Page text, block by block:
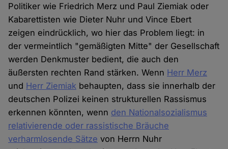
Politiker wie Friedrich Merz und Paul Ziemiak oder
Kabarettisten wie Dieter Nuhr und Vince Ebert
zeigen eindrücklich, wo hier das Problem liegt: in
der vermeintlich "gemäßigten Mitte" der Gesellschaft
werden Denkmuster bedient, die auch den
äußersten rechten Rand stärken. Wenn Herr Merz
und Herr Ziemiak behaupten, dass sie innerhalb der
deutschen Polizei keinen strukturellen Rassismus
erkennen könnten, wenn den Nationalsozialismus
relativierende oder rassistische Bräuche
verharmlosende Sätze von Herrn Nuhr